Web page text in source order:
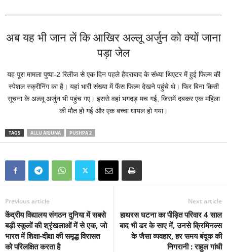
अब यह भी जान लें कि आखिर अल्लू अर्जुन को क्यों जाना
पड़ा जेल
यह पूरा मामला पुष्पा-2 रिलीज से एक दिन पहले हैदराबाद के संध्या थिएटर में हुई फिल्म की
स्पेशल स्क्रीनिंग का है। यहां भारी संख्या में फैंस फिल्म देखने पहुंचे थे। फिर बिना किसी
सूचना के अल्लू अर्जुन भी पहुंच गए। इससे वहां भगदड़ मच गई, जिसमें दबकर एक महिला
की मौत हो गई और एक बच्चा घायल हो गया।
TAGS ALLU ARJUNA PUSHPA 2
Previous article
केंद्रीय विद्यालय संगठन दुनिया में सबसे
बड़ी स्कूलों की श्रृंखलाओं में से एक, जो
भारत में शिक्षा-दीक्षा की समृद्ध विरासत
को परिलक्षित करता है
Next article
हाथरस घटना का पीड़ित परिवार 4 साल
बाद भी डर के साए में, उनसे क्रिमिनल्स
के जैसा व्यवहार, हर समय बंदूक की
निगरानी : राहुल गांधी